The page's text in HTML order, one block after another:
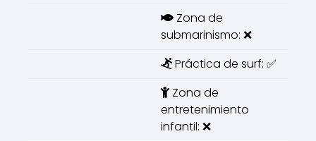
Zona de
submarinismo: ❌
Práctica de surf: ✅
Zona de
entretenimiento
infantil: ❌